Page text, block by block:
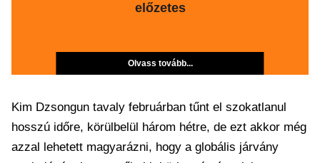
előzetes
Olvass tovább...
Kim Dzsongun tavaly februárban tűnt el szokatlanul
hosszú időre, körülbelül három hétre, de ezt akkor még
azzal lehetett magyarázni, hogy a globális járvány